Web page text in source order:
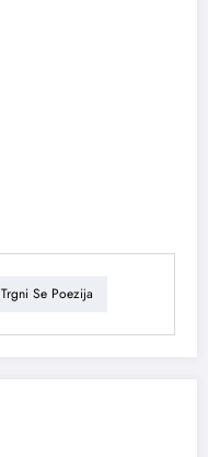
Trgni Se Poezija